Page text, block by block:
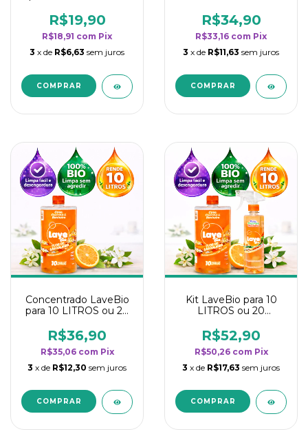
rendimento da
categoria - Flor de
Laranjeira
R$19,90
R$18,91 com Pix
3 x de R$6,63 sem juros
rendimento da
categoria - Flor de
Laranjeira
R$34,90
R$33,16 com Pix
3 x de R$11,63 sem juros
Concentrado LaveBio
para 10 LITROS ou 20
rendimento da
categoria - Flor de
Laranjeira
R$36,90
R$35,06 com Pix
3 x de R$12,30 sem juros
Kit LaveBio para 10
LITROS ou 20
rendimento da
categoria - Flor de
Laranjeira
R$52,90
R$50,26 com Pix
3 x de R$17,63 sem juros